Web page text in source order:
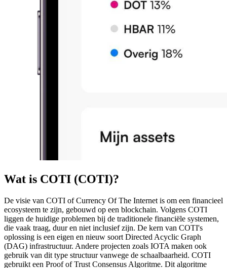
Wat is COTI (COTI)?
De visie van COTI of Currency Of The Internet is om een financieel
ecosysteem te zijn, gebouwd op een blockchain. Volgens COTI
liggen de huidige problemen bij de traditionele financiële systemen,
die vaak traag, duur en niet inclusief zijn. De kern van COTI's
oplossing is een eigen en nieuw soort Directed Acyclic Graph
(DAG) infrastructuur. Andere projecten zoals IOTA maken ook
gebruik van dit type structuur vanwege de schaalbaarheid. COTI
gebruikt een Proof of Trust Consensus Algoritme. Dit algoritme